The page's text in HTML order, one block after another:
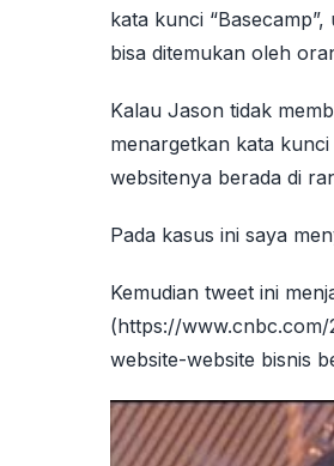
kata kunci
bisa ditemukan oleh
Kalau Jason tidak
menargetkan kata
websitenya berada di
Pada kasus ini saya
Kemudian tweet ini
(https://
website-website bisnis